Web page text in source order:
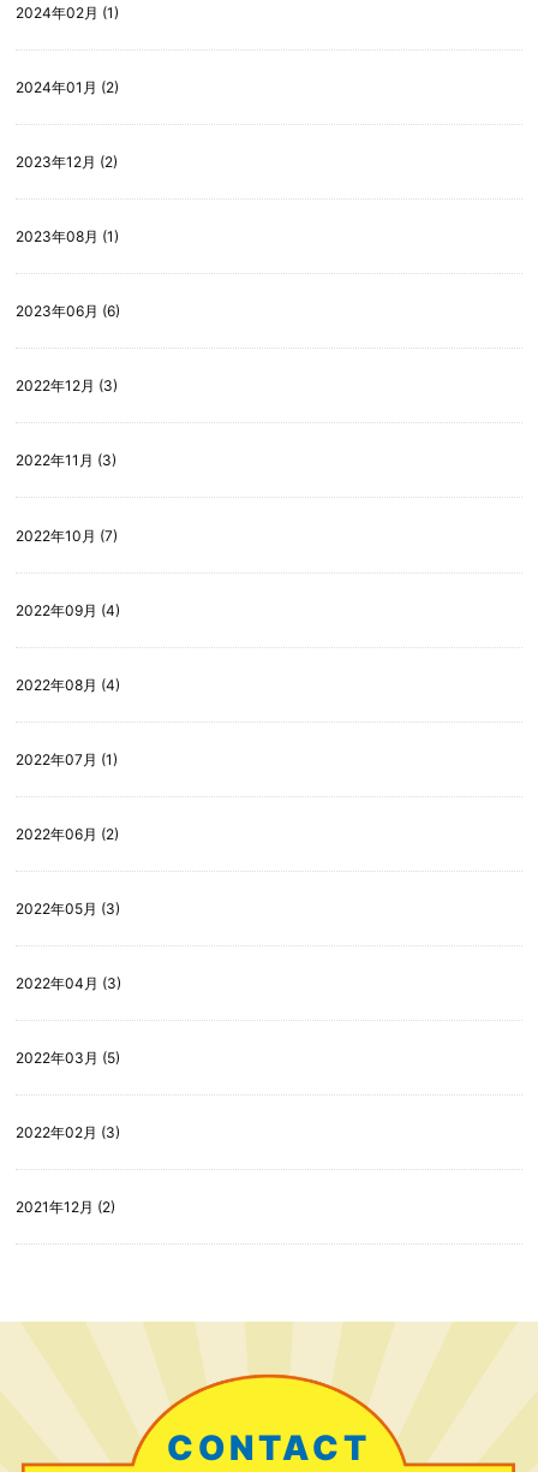
2024年02月 (1)
2024年01月 (2)
2023年12月 (2)
2023年08月 (1)
2023年06月 (6)
2022年12月 (3)
2022年11月 (3)
2022年10月 (7)
2022年09月 (4)
2022年08月 (4)
2022年07月 (1)
2022年06月 (2)
2022年05月 (3)
2022年04月 (3)
2022年03月 (5)
2022年02月 (3)
2021年12月 (2)
CONTACT